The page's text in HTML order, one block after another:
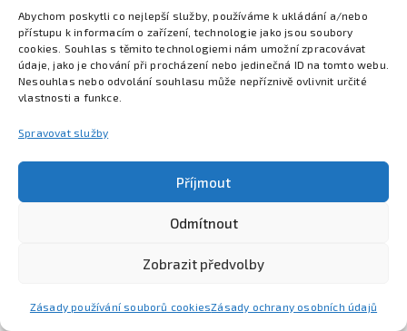
Abychom poskytli co nejlepší služby, používáme k ukládání a/nebo
přístupu k informacím o zařízení, technologie jako jsou soubory
cookies. Souhlas s těmito technologiemi nám umožní zpracovávat
údaje, jako je chování při procházení nebo jedinečná ID na tomto webu.
Nesouhlas nebo odvolání souhlasu může nepříznivě ovlivnit určité
vlastnosti a funkce.
Spravovat služby
Příjmout
Odmítnout
Zobrazit předvolby
Zásady používání souborů cookiesZásady ochrany osobních údajů
Volná místa Pro studenty